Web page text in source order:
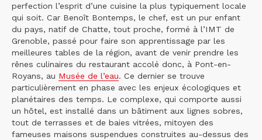
perfection l’esprit d’une cuisine la plus typiquement locale
qui soit. Car Benoît Bontemps, le chef, est un pur enfant
du pays, natif de Chatte, tout proche, formé à l’IMT de
Grenoble, passé pour faire son apprentissage par les
meilleures tables de la région, avant de venir prendre les
rênes culinaires du restaurant accolé donc, à Pont-en-
Royans, au Musée de l’eau. Ce dernier se trouve
particulièrement en phase avec les enjeux écologiques et
planétaires des temps. Le complexe, qui comporte aussi
un hôtel, est installé dans un bâtiment aux lignes sobres,
tout de terrasses et de baies vitrées, mitoyen des
fameuses maisons suspendues construites au-dessus des